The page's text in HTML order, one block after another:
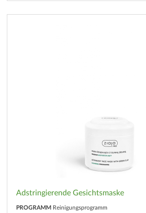
Adstringierende Gesichtsmaske
PROGRAMM Reinigungsprogramm